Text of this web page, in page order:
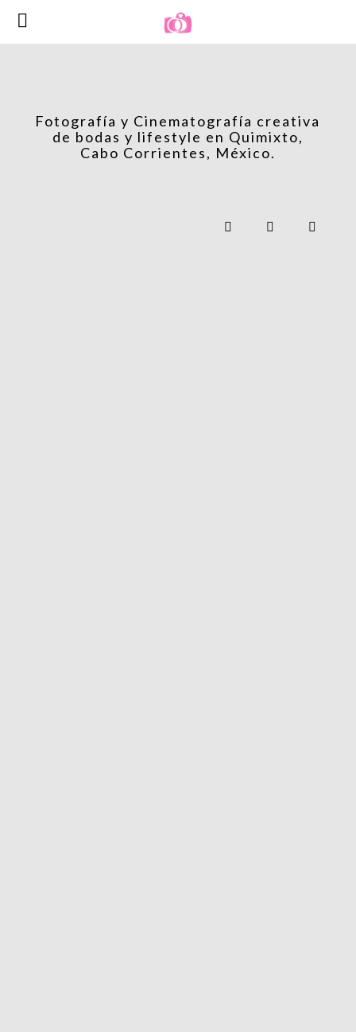
Fotografía y Cinematografía creativa
de bodas y lifestyle en Quimixto,
Cabo Corrientes, México.